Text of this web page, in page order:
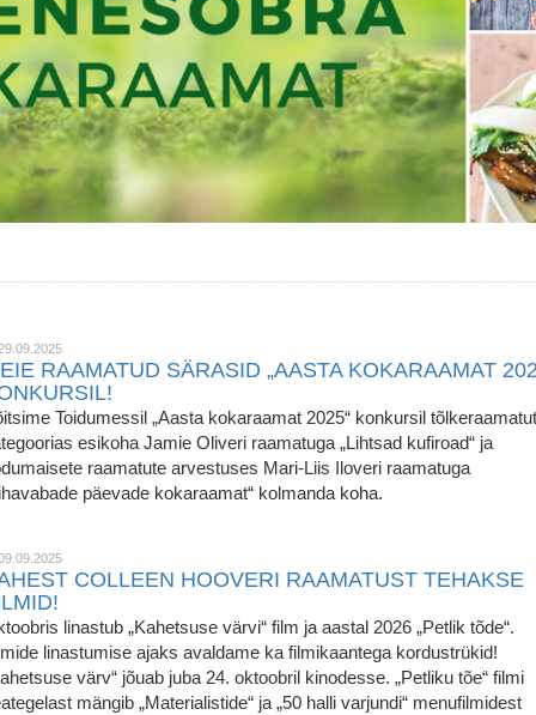
RAAMATUD SÄRASID „AASTA KOKARAAMAT
Toidumessil „Aasta kokaraamat 2025“ konkursil
esikoha Jamie Oliveri raamatuga „Lihtsad kufiroad“ ja
raamatute arvestuses Mari-Liis Iloveri raamatuga
päevade kokaraamat“ kolmanda koha.
COLLEEN HOOVERI RAAMATUST TEHAKSE
linastub „Kahetsuse värvi“ film ja aastal 2026 „Petlik tõde“.
linastumise ajaks avaldame ka filmikaantega kordustrükid!
värv“ jõuab juba 24. oktoobril kinodesse. „Petliku tõe“ filmi
mängib „Materialistide“ ja „50 halli varjundi“ menufilmidest